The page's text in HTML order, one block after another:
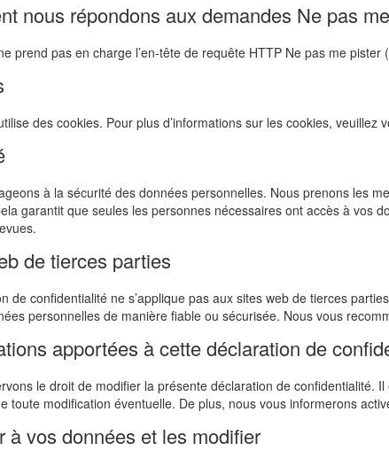
nous répondons aux demandes Ne pas
prend pas en charge l’en-tête de requête HTTP Ne pas me pister
des cookies. Pour plus d’informations sur les cookies,
à la sécurité des données personnelles. Nous prenons les
garantit que seules les personnes nécessaires ont accès à vos
de tierces parties
de confidentialité ne s’applique pas aux sites web de tierces
personnelles de manière fiable ou sécurisée. Nous vous
apportées à cette déclaration de
le droit de modifier la présente déclaration de
toute modification éventuelle. De plus, nous vous informerons
à vos données et les modifier